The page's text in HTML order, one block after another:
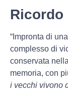
Ricordo
“Impronta di
complesso di
conservata
memoria, con
i vecchi vivono